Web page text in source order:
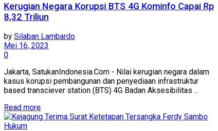
Kerugian Negara Korupsi BTS 4G Kominfo Capai Rp
8,32 Triliun
by Silaban Lambardo
Mei 16, 2023
0
Jakarta, SatukanIndonesia.Com - Nilai kerugian negara dalam
kasus korupsi pembangunan dan penyediaan infrastruktur
based transciever station (BTS) 4G Badan Aksesibilitas ...
Read more
Hukum